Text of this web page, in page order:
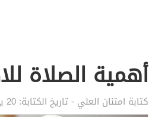
أهمية الصلاة
كتابة امتنان العلي - تاريخ الكتابة: 20 يونيو, 2021 8:48